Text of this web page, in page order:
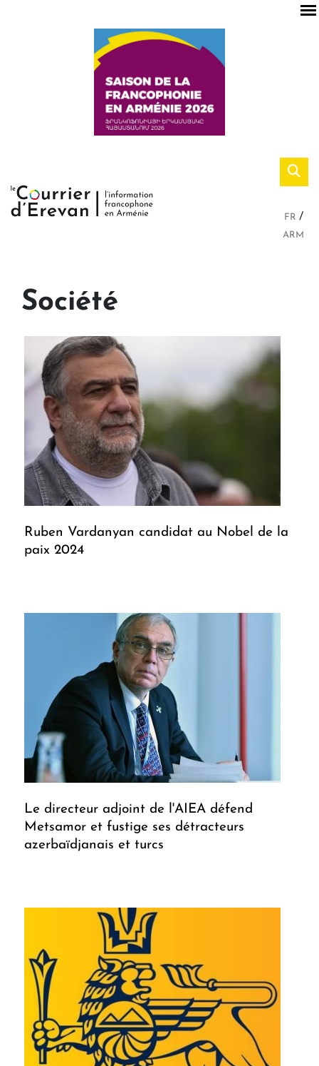
FR
ARM
Société
Ruben Vardanyan candidat au Nobel de la
paix 2024
Le directeur adjoint de l'AIEA défend
Metsamor et fustige ses détracteurs
azerbaïdjanais et turcs